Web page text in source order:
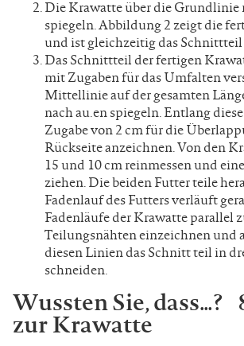
Die Krawatte über die Grundlinie
spiegeln. Abbildung 2 zeigt die
und ist gleichzeitig das
Das Schnittteil der fertigen
mit Zugaben für das Umfalten
Mittellinie auf der gesamten
nach au.en spiegeln. Entlang
Zugabe von 2 cm für die
Rückseite anzeichnen. Von den
15 und 10 cm reinmessen und
ziehen. Die beiden Futter teile
Fadenlauf des Futters verläuft
Fadenläufe der Krawatte parallel
Teilungsnähten einzeichnen und
diesen Linien das Schnitt teil in
schneiden.
Wussten Sie, dass…?
zur Krawatte